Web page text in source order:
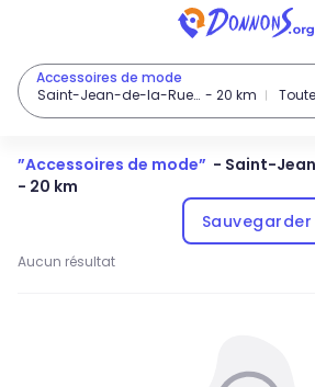
Accessoires de mode
Saint-Jean-de-la-Ruelle (45)
- 20 km
”Accessoires de mode” - Saint-
- 20 km
Aucun résultat